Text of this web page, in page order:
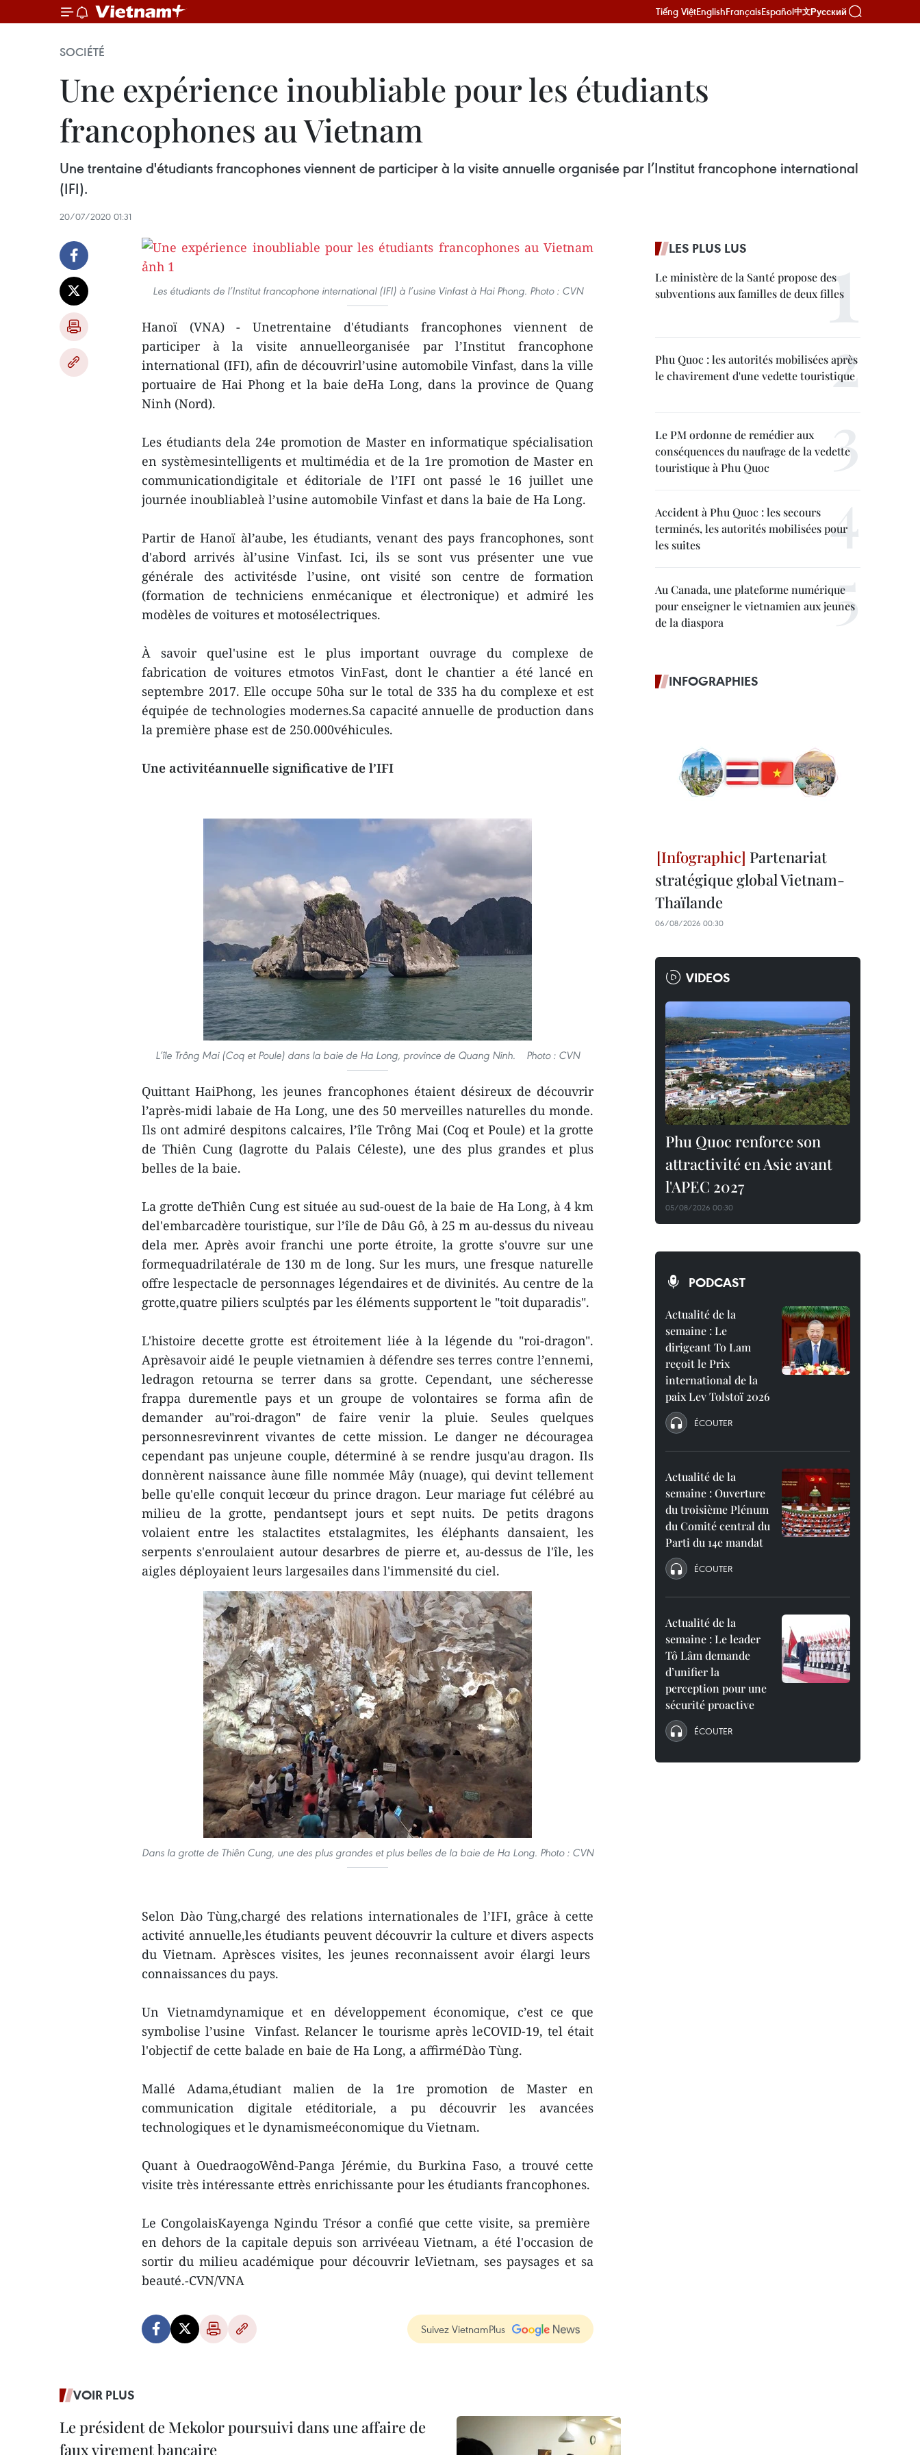
Tiếng ViệtEnglishFrançaisEspañol中文Русский
SOCIÉTÉ
Une expérience inoubliable pour les étudiants
francophones au Vietnam
Une trentaine d'étudiants francophones viennent de participer à la visite annuelle organisée par l’Institut francophone international
(IFI).
20/07/2020 01:31
Les étudiants de l’Institut francophone international (IFI) à l’usine Vinfast à Hai Phong. Photo : CVN
Hanoï (VNA) - Unetrentaine d'étudiants francophones viennent de
participer à la visite annuelleorganisée par l’Institut francophone
international (IFI), afin de découvrirl’usine automobile Vinfast, dans la ville
portuaire de Hai Phong et la baie deHa Long, dans la province de Quang
Ninh (Nord).
Les étudiants dela 24e promotion de Master en informatique spécialisation
en systèmesintelligents et multimédia et de la 1re promotion de Master en
communicationdigitale et éditoriale de l’IFI ont passé le 16 juillet une
journée inoubliableà l’usine automobile Vinfast et dans la baie de Ha Long.
Partir de Hanoï àl’aube, les étudiants, venant des pays francophones, sont
d'abord arrivés àl’usine Vinfast. Ici, ils se sont vus présenter une vue
générale des activitésde l’usine, ont visité son centre de formation
(formation de techniciens enmécanique et électronique) et admiré les
modèles de voitures et motosélectriques.
À savoir quel'usine est le plus important ouvrage du complexe de
fabrication de voitures etmotos VinFast, dont le chantier a été lancé en
septembre 2017. Elle occupe 50ha sur le total de 335 ha du complexe et est
équipée de technologies modernes.Sa capacité annuelle de production dans
la première phase est de 250.000véhicules.
Une activitéannuelle significative de l’IFI
L’île Trông Mai (Coq et Poule) dans la baie de Ha Long, province de Quang Ninh. Photo : CVN
Quittant HaiPhong, les jeunes francophones étaient désireux de découvrir
l’après-midi labaie de Ha Long, une des 50 merveilles naturelles du monde.
Ils ont admiré despitons calcaires, l’île Trông Mai (Coq et Poule) et la grotte
de Thiên Cung (lagrotte du Palais Céleste), une des plus grandes et plus
belles de la baie.
La grotte deThiên Cung est située au sud-ouest de la baie de Ha Long, à 4 km
del'embarcadère touristique, sur l’île de Dâu Gô, à 25 m au-dessus du niveau
dela mer. Après avoir franchi une porte étroite, la grotte s'ouvre sur une
formequadrilatérale de 130 m de long. Sur les murs, une fresque naturelle
offre lespectacle de personnages légendaires et de divinités. Au centre de la
grotte,quatre piliers sculptés par les éléments supportent le "toit duparadis".
L'histoire decette grotte est étroitement liée à la légende du "roi-dragon".
Aprèsavoir aidé le peuple vietnamien à défendre ses terres contre l’ennemi,
ledragon retourna se terrer dans sa grotte. Cependant, une sécheresse
frappa durementle pays et un groupe de volontaires se forma afin de
demander au"roi-dragon" de faire venir la pluie. Seules quelques
personnesrevinrent vivantes de cette mission. Le danger ne découragea
cependant pas unjeune couple, déterminé à se rendre jusqu'au dragon. Ils
donnèrent naissance àune fille nommée Mây (nuage), qui devint tellement
belle qu'elle conquit lecœur du prince dragon. Leur mariage fut célébré au
milieu de la grotte, pendantsept jours et sept nuits. De petits dragons
volaient entre les stalactites etstalagmites, les éléphants dansaient, les
serpents s'enroulaient autour desarbres de pierre et, au-dessus de l'île, les
aigles déployaient leurs largesailes dans l'immensité du ciel.
Dans la grotte de Thiên Cung, une des plus grandes et plus belles de la baie de Ha Long. Photo : CVN
Selon Dào Tùng,chargé des relations internationales de l’IFI, grâce à cette
activité annuelle,les étudiants peuvent découvrir la culture et divers aspects
du Vietnam. Aprèsces visites, les jeunes reconnaissent avoir élargi leurs
connaissances du pays.
Un Vietnamdynamique et en développement économique, c’est ce que
symbolise l’usine Vinfast. Relancer le tourisme après leCOVID-19, tel était
l'objectif de cette balade en baie de Ha Long, a affirméDào Tùng.
Mallé Adama,étudiant malien de la 1re promotion de Master en
communication digitale etéditoriale, a pu découvrir les avancées
technologiques et le dynamismeéconomique du Vietnam.
Quant à OuedraogoWênd-Panga Jérémie, du Burkina Faso, a trouvé cette
visite très intéressante ettrès enrichissante pour les étudiants francophones.
Le CongolaisKayenga Ngindu Trésor a confié que cette visite, sa première
en dehors de la capitale depuis son arrivéeau Vietnam, a été l'occasion de
sortir du milieu académique pour découvrir leVietnam, ses paysages et sa
beauté.-CVN/VNA
Suivez VietnamPlus
VOIR PLUS
Le président de Mekolor poursuivi dans une affaire de
faux virement bancaire
LES PLUS LUS
Le ministère de la Santé propose des
subventions aux familles de deux filles
Phu Quoc : les autorités mobilisées après
le chavirement d'une vedette touristique
Le PM ordonne de remédier aux
conséquences du naufrage de la vedette
touristique à Phu Quoc
Accident à Phu Quoc : les secours
terminés, les autorités mobilisées pour
les suites
Au Canada, une plateforme numérique
pour enseigner le vietnamien aux jeunes
de la diaspora
INFOGRAPHIES
Partenariat
stratégique global Vietnam-
Thaïlande
06/08/2026 00:30
VIDEOS
Phu Quoc renforce son
attractivité en Asie avant
l'APEC 2027
05/08/2026 00:30
PODCAST
Actualité de la
semaine : Le
dirigeant To Lam
reçoit le Prix
international de la
paix Lev Tolstoï 2026
ÉCOUTER
Actualité de la
semaine : Ouverture
du troisième Plénum
du Comité central du
Parti du 14e mandat
ÉCOUTER
Actualité de la
semaine : Le leader
Tô Lâm demande
d’unifier la
perception pour une
sécurité proactive
ÉCOUTER